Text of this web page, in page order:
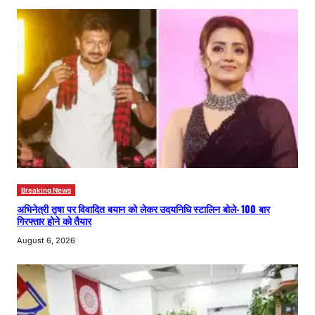
Breaking News
अभिनेत्री तृषा पर विवादित बयान को लेकर उदयनिधि स्टालिन बोले- 100 बार
गिरफ्तार होने को तैयार
August 6, 2026